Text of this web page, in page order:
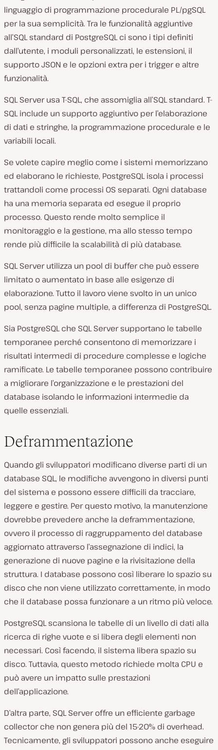
linguaggio di programmazione procedurale PL/pgSQL
per la sua semplicità. Tra le funzionalità aggiuntive
all’SQL standard di PostgreSQL ci sono i tipi definiti
dall’utente, i moduli personalizzati, le estensioni, il
supporto JSON e le opzioni extra per i trigger e altre
funzionalità.
SQL Server usa T-SQL, che assomiglia all’SQL standard. T-
SQL include un supporto aggiuntivo per l’elaborazione
di dati e stringhe, la programmazione procedurale e le
variabili locali.
Se volete capire meglio come i sistemi memorizzano
ed elaborano le richieste, PostgreSQL isola i processi
trattandoli come processi OS separati. Ogni database
ha una memoria separata ed esegue il proprio
processo. Questo rende molto semplice il
monitoraggio e la gestione, ma allo stesso tempo
rende più difficile la scalabilità di più database.
SQL Server utilizza un pool di buffer che può essere
limitato o aumentato in base alle esigenze di
elaborazione. Tutto il lavoro viene svolto in un unico
pool, senza pagine multiple, a differenza di PostgreSQL.
Sia PostgreSQL che SQL Server supportano le tabelle
temporanee perché consentono di memorizzare i
risultati intermedi di procedure complesse e logiche
ramificate. Le tabelle temporanee possono contribuire
a migliorare l’organizzazione e le prestazioni del
database isolando le informazioni intermedie da
quelle essenziali.
Deframmentazione
Quando gli sviluppatori modificano diverse parti di un
database SQL, le modifiche avvengono in diversi punti
del sistema e possono essere difficili da tracciare,
leggere e gestire. Per questo motivo, la manutenzione
dovrebbe prevedere anche la deframmentazione,
ovvero il processo di raggruppamento del database
aggiornato attraverso l’assegnazione di indici, la
generazione di nuove pagine e la rivisitazione della
struttura. I database possono così liberare lo spazio su
disco che non viene utilizzato correttamente, in modo
che il database possa funzionare a un ritmo più veloce.
PostgreSQL scansiona le tabelle di un livello di dati alla
ricerca di righe vuote e si libera degli elementi non
necessari. Così facendo, il sistema libera spazio su
disco. Tuttavia, questo metodo richiede molta CPU e
può avere un impatto sulle prestazioni
dell’applicazione.
D’altra parte, SQL Server offre un efficiente garbage
collector che non genera più del 15-20% di overhead.
Tecnicamente, gli sviluppatori possono anche eseguire